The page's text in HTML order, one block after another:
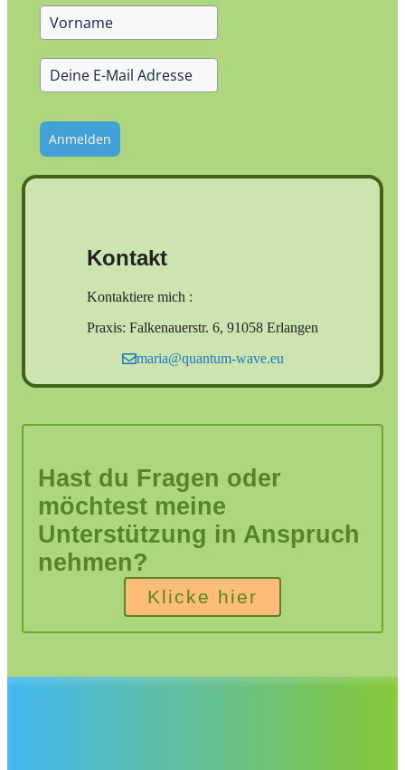
Anmelden
Kontakt
Kontaktiere mich :
Praxis: Falkenauerstr. 6, 91058 Erlangen
maria@quantum-wave.eu
Hast du Fragen oder
möchtest meine
Unterstützung in Anspruch
nehmen?
Klicke hier